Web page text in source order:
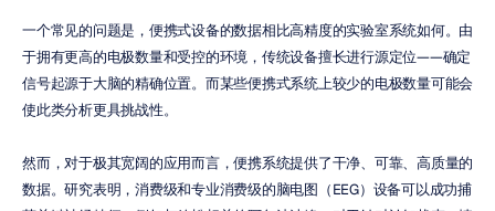
一个常见的问题是，便携式设备的数据相比高精度的实验室系统如何。由
于拥有更高的电极数量和受控的环境，传统设备擅长进行源定位——确定
信号起源于大脑的精确位置。而某些便携式系统上较少的电极数量可能会
使此类分析更具挑战性。
然而，对于极其宽阔的应用而言，便携系统提供了干净、可靠、高质量的
数据。研究表明，消费级和专业消费级的脑电图（EEG）设备可以成功捕